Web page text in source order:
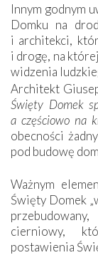
Innym godnym
Domku na
i architekci,
i drogę, na
widzenia
Architekt
Święty Domek
a częściowo na
obecności
pod budowę
Ważnym
Święty Domek
cierniowy,
postawienia